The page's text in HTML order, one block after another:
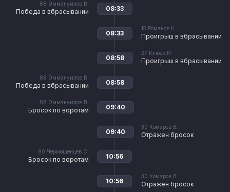
88 Эммануилов В.
Победа в вбрасывании 08:33
15 Романов К.
Проигрыш в вбрасывании
08:33
27 Клюев И.
Проигрыш в вбрасывании
08:58
88 Эммануилов В.
Победа в вбрасывании 08:58
88 Эммануилов В.
Бросок по воротам 09:40
30 Комаров В.
Отражен бросок
09:40
80 Чермошенцев С.
Бросок по воротам 10:56
30 Комаров В.
Отражен бросок
10:56